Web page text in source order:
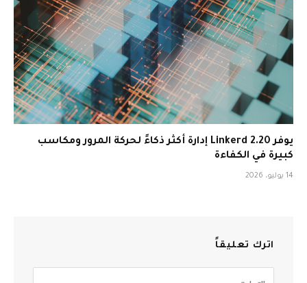
يوفر Linkerd 2.20 إدارة أكثر ذكاءً لحركة المرور ومكاسب
كبيرة في الكفاءة
14 يوليو، 2026
اترك تعليقاً